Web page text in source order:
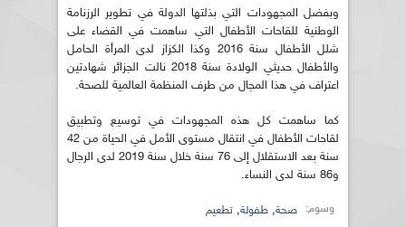
وبفضل المجهودات التي بذلتها الدولة في تطوير الرزنامة
الوطنية للقاحات الأطفال التي ساهمت في القضاء على
شلل الأطفال سنة 2016 وكذا الكزاز لدى المرأة الحامل
والأطفال حديثي الولادة سنة 2018 نالت الجزائر شهادتين
اعتراف في هذا المجال من طرف المنظمة العالمية للصحة.
كما ساهمت كل هذه المجهودات في توسيع وتطبيق
لقاحات الأطفال في انتقال مستوى الأمل في الحياة من 42
سنة بعد الاستقلال إلى 76 سنة خلال سنة 2019 لدى الرجال
و86 سنة لدى النساء.
وسوم: صحة, طفولة, تطعيم